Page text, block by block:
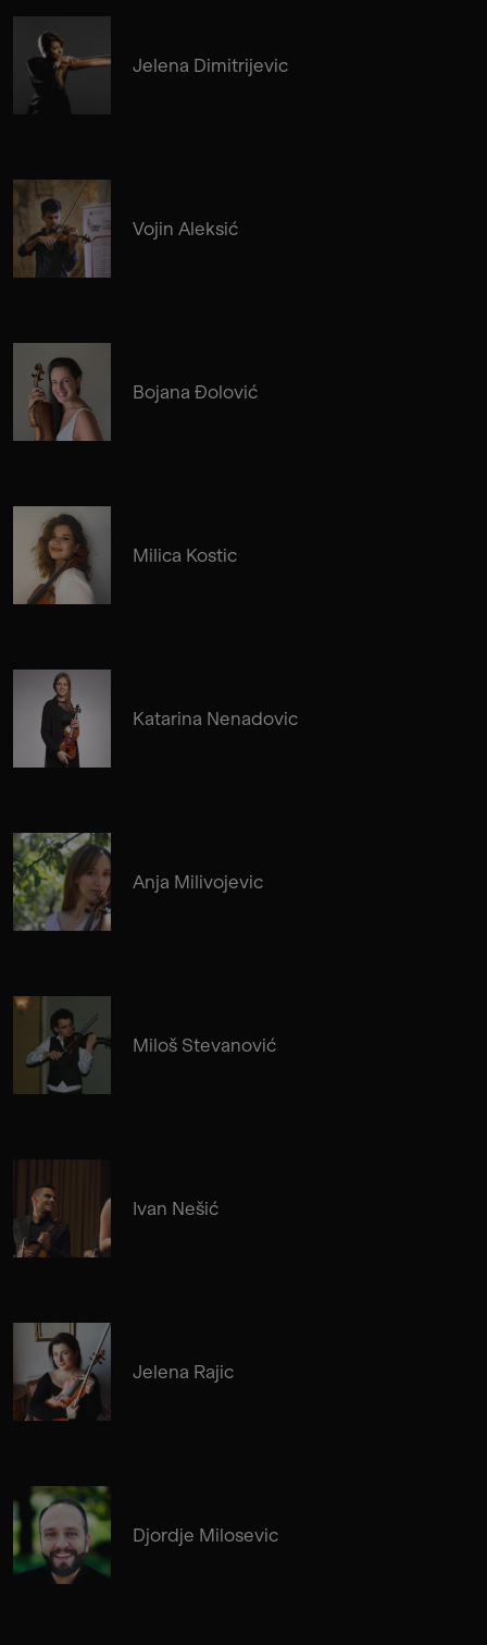
Jelena Dimitrijevic
Vojin Aleksić
Bojana Đolović
Milica Kostic
Katarina Nenadovic
Anja Milivojevic
Miloš Stevanović
Ivan Nešić
Jelena Rajic
Djordje Milosevic